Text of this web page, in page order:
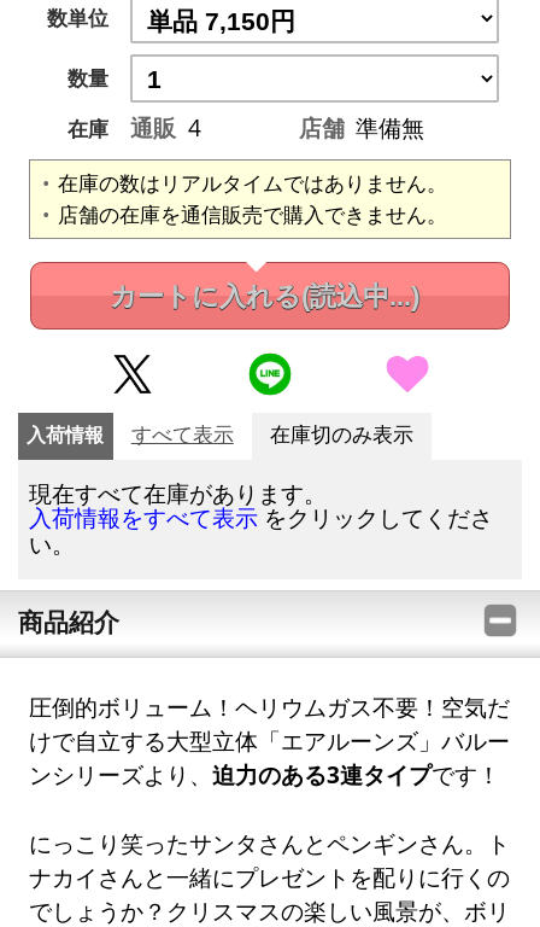
数単位
数量
在庫
通販 4 店舗 準備無
在庫の数はリアルタイムではありません。
店舗の在庫を通信販売で購入できません。
カートに入れる(読込中...)
入荷情報 すべて表示 在庫切のみ表示
現在すべて在庫があります。
入荷情報をすべて表示 をクリックしてくださ
い。
商品紹介
圧倒的ボリューム！ヘリウムガス不要！空気だ
けで自立する大型立体「エアルーンズ」バルー
ンシリーズより、迫力のある3連タイプです！
にっこり笑ったサンタさんとペンギンさん。ト
ナカイさんと一緒にプレゼントを配りに行くの
でしょうか？クリスマスの楽しい風景が、ボリ